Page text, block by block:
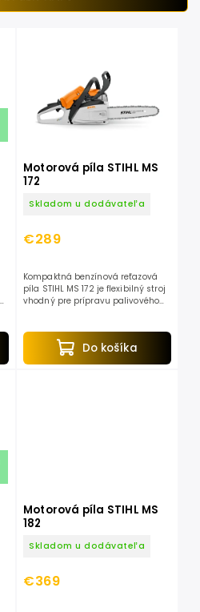
Motorová píla STIHL MS
172
Skladom u dodávateľa
€289
Do košíka
Kompaktná benzínová reťazová
píla STIHL MS 172 je flexibilný stroj
vhodný pre prípravu palivového
úpravách a...
Motorová píla STIHL MS
182
Skladom u dodávateľa
€369